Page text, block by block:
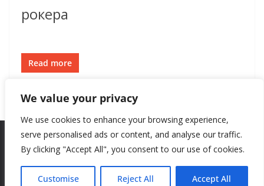
We value your privacy
We use cookies to enhance your browsing experience,
serve personalised ads or content, and analyse our traffic.
By clicking "Accept All", you consent to our use of cookies.
Customise Reject All Accept All
рокера
Read more
Theme:ColorMag by ThemeGrill. Powered byWordPress